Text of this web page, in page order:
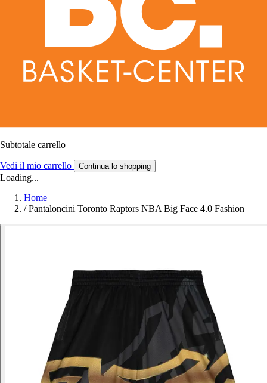
Subtotale carrello
Vedi il mio carrello Continua lo shopping
Loading...
Home
/ Pantaloncini Toronto Raptors NBA Big Face 4.0 Fashion